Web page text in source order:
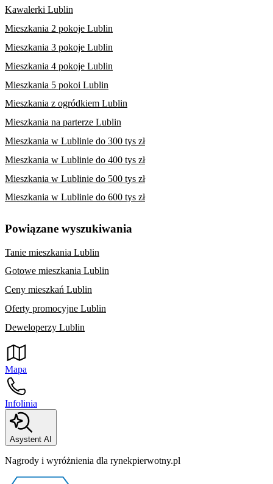
Kawalerki Lublin
Mieszkania 2 pokoje Lublin
Mieszkania 3 pokoje Lublin
Mieszkania 4 pokoje Lublin
Mieszkania 5 pokoi Lublin
Mieszkania z ogródkiem Lublin
Mieszkania na parterze Lublin
Mieszkania w Lublinie do 300 tys zł
Mieszkania w Lublinie do 400 tys zł
Mieszkania w Lublinie do 500 tys zł
Mieszkania w Lublinie do 600 tys zł
Powiązane wyszukiwania
Tanie mieszkania Lublin
Gotowe mieszkania Lublin
Ceny mieszkań Lublin
Oferty promocyjne Lublin
Deweloperzy Lublin
Mapa
Infolinia
Asystent AI
Nagrody i wyróżnienia dla rynekpierwotny.pl